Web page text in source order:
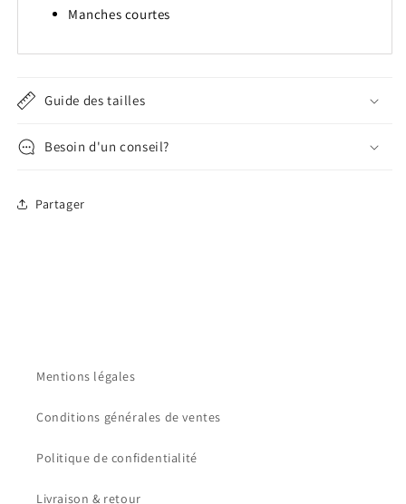
Manches courtes
Guide des tailles
Besoin d'un conseil?
Partager
Mentions légales
Conditions générales de ventes
Politique de confidentialité
Livraison & retour